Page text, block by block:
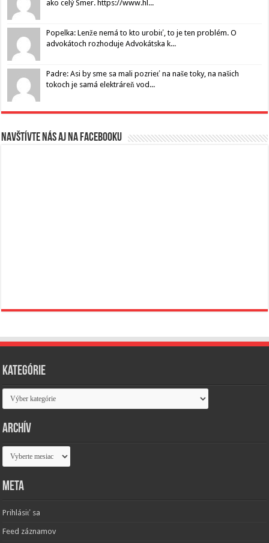
ako celý Smer. https://www.hl...
Popelka: Lenže nemá to kto urobiť, to je ten problém. O
advokátoch rozhoduje Advokátska k...
Padre: Asi by sme sa mali pozrieť na naše toky, na našich
tokoch je samá elektráreň vod...
Navštívte nás aj na Facebooku
Kategórie
Kategórie
Archív
Archív
Meta
Prihlásiť sa
Feed záznamov